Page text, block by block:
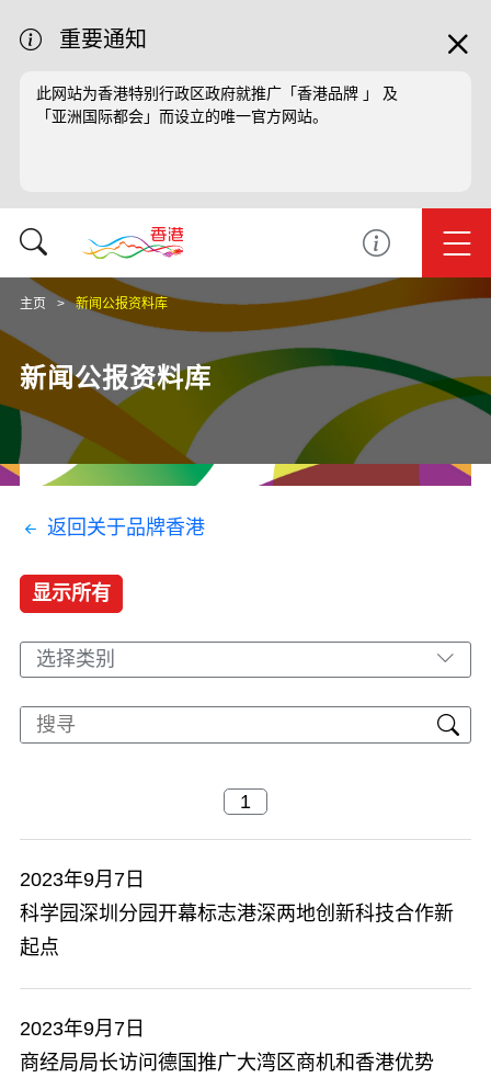
重要通知
此网站为香港特别行政区政府就推广「香港品牌 」 及
「亚洲国际都会」而设立的唯一官方网站。
主页 新闻公报资料库
新闻公报资料库
返回关于品牌香港
显示所有
选择类别
2023年9月7日
科学园深圳分园开幕标志港深两地创新科技合作新
起点
2023年9月7日
商经局局长访问德国推广大湾区商机和香港优势